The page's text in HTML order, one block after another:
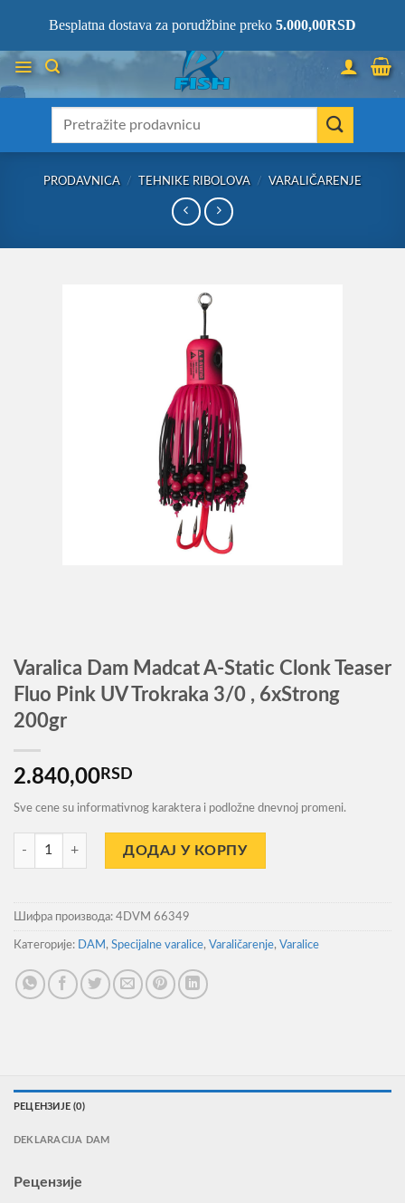
content
MESTU!
PRODAVNICA / TEHNIKE RIBOLOVA / VARALIČARENJE
Varalica Dam Madcat A-Static Clonk Teaser
Fluo Pink UV Trokraka 3/0 , 6xStrong
200gr
2.840,00RSD
Sve cene su informativnog karaktera i podložne dnevnoj promeni.
Varalica Dam Madcat A-Static Clonk Teaser Fluo Pink UV Trokraka 3/
ДОДАЈ У КОРПУ
Шифра производа: 4DVM 66349
Категорије: DAM , Specijalne varalice, Varaličarenje, Varalice
РЕЦЕНЗИЈЕ (0)
DEKLARACIJA DAM
Рецензије
Besplatna dostava za porudžbine preko 5.000,00RSD